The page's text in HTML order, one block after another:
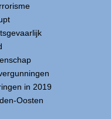
in 2019
Oosten